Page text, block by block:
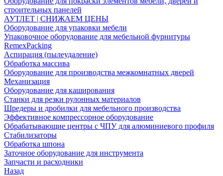
строительных панелей
АУТЛЕТ | СНИЖАЕМ ЦЕНЫ
Оборудование для упаковки мебели
Упаковочное оборудование для мебельной фурнитуры
RemexPacking
Аспирация (пылеудаление)
Обработка массива
Оборудование для производства межкомнатных дверей
Механизация
Оборудование для каширования
Станки для резки рулонных материалов
Шредеры и дробилки для мебельного производства
Эффективное компрессорное оборудование
Обрабатывающие центры с ЧПУ для алюминиевого профиля
Стабилизаторы
Обработка шпона
Заточное оборудование для инструмента
Запчасти и расходники
Назад